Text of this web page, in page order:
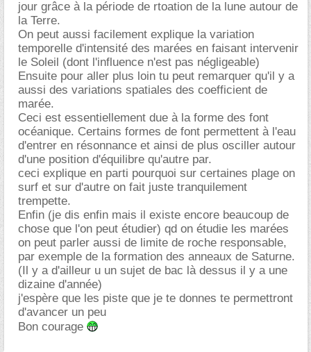
jour grâce à la période de rtoation de la lune autour de
la Terre.
On peut aussi facilement explique la variation
temporelle d'intensité des marées en faisant intervenir
le Soleil (dont l'influence n'est pas négligeable)
Ensuite pour aller plus loin tu peut remarquer qu'il y a
aussi des variations spatiales des coefficient de
marée.
Ceci est essentiellement due à la forme des font
océanique. Certains formes de font permettent à l'eau
d'entrer en résonnance et ainsi de plus osciller autour
d'une position d'équilibre qu'autre par.
ceci explique en parti pourquoi sur certaines plage on
surf et sur d'autre on fait juste tranquilement
trempette.
Enfin (je dis enfin mais il existe encore beaucoup de
chose que l'on peut étudier) qd on étudie les marées
on peut parler aussi de limite de roche responsable,
par exemple de la formation des anneaux de Saturne.
(Il y a d'ailleur u un sujet de bac là dessus il y a une
dizaine d'année)
j'espère que les piste que je te donnes te permettront
d'avancer un peu
Bon courage